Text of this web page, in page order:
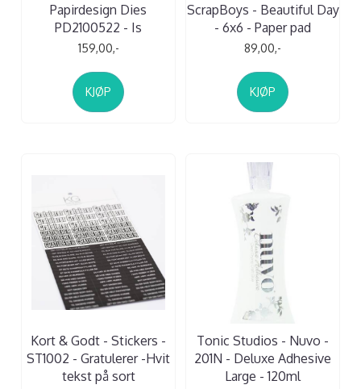
Papirdesign Dies
PD2100522 - Is
159,00,-
KJØP
ScrapBoys - Beautiful Day
- 6x6 - Paper pad
89,00,-
KJØP
Kort & Godt - Stickers -
ST1002 - Gratulerer -Hvit
tekst på sort
Tonic Studios - Nuvo -
201N - Deluxe Adhesive
Large - 120ml